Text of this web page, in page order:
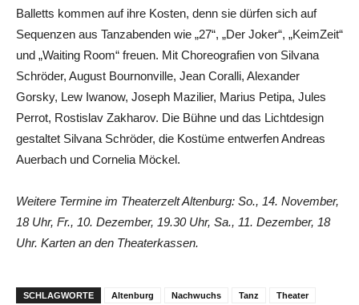
Balletts kommen auf ihre Kosten, denn sie dürfen sich auf
Sequenzen aus Tanzabenden wie „27“, „Der Joker“, „KeimZeit“
und „Waiting Room“ freuen. Mit Choreografien von Silvana
Schröder, August Bournonville, Jean Coralli, Alexander
Gorsky, Lew Iwanow, Joseph Mazilier, Marius Petipa, Jules
Perrot, Rostislav Zakharov. Die Bühne und das Lichtdesign
gestaltet Silvana Schröder, die Kostüme entwerfen Andreas
Auerbach und Cornelia Möckel.
Weitere Termine im Theaterzelt Altenburg: So., 14. November,
18 Uhr, Fr., 10. Dezember, 19.30 Uhr, Sa., 11. Dezember, 18
Uhr. Karten an den Theaterkassen.
SCHLAGWORTE Altenburg Nachwuchs Tanz Theater